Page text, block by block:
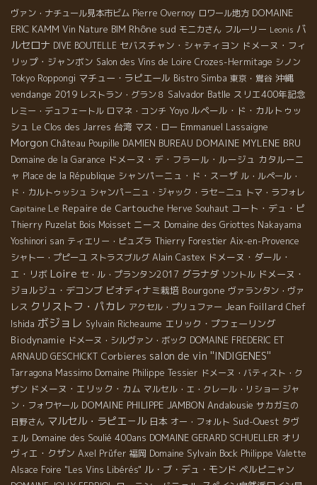
ヴァン・ナチュール見本市ビム Pierre Overnoy ロワール地方 DOMAINE
ERIC KAMM Vin Nature BIM Rhône sud モニカさん フルーリー Leonis バ
ルセロナ DIVE BOUTELLE セバスチャン・シャティヨン ドメーヌ・フィ
リップ・ジャンボン Salon des Vins de Loire Crozes-Hermitage シノン
Tokyo Roppongi マチュー・ラピエール Bistro Simba 東京・鴬谷 沖縄
vendange 2019 レストラン・グラン８ Salvador Batlle スリエ400年記念
レミー・デュフェートル ロマネ・コンチ Yoyo ルペール・ド・カルトゥッ
シュ Le Clos des Jarres 台湾 マス・ロー Emmanuel Lassaigne
Morgon Château Poupille DAMIEN BUREAU DOMAINE MYLENE BRU
Domaine de la Garance ドメーヌ・デ・フラール・ルージュ カタルーニ
ャ Place de la République シャンパーニュ・ド・スーザ ル・ルペール・
ド・カルトゥッシュ シャンパ－ニュ・ジャック・ラセ－ニュ トマ・ラフォレ
Capitaine Le Repaire de Cartouche Herve Souhaut コート・デュ・ピ
Thierry Puzelat Bois Moisset ニース Domaine des Griottes Nakayama
Yoshinori san ティエリー・ピュズラ Thierry Forestier Aix-en-Provence
シャトー・プピーユ ストラスブルグ Alain Castex ドメーヌ・ダール・
エ・リボ Loire セ・ル・プランタン2017 グラナダ ソントル ドメーヌ・
ジョルジュ・デコンブ ビオディナミ栽培 Bourgone ヴァランタン・ヴァ
レス クリストフ・パカレ アクセル・プリュファー Jean Foillard Chef
Ishida ボジョレ Sylvain Richeaume エリック・プフェーリング
Biodynamie ドメーヌ・シルヴァン・ボック DOMAINE FREDERIC ET
ARNAUD GESCHICKT Corbieres salon de vin ''INDIGENES''
Tarragona Massimo Domaine Philippe Tessier ドメーヌ・バティスト・ク
ザン ドメーヌ・エリック・カム マルセル・エ・クレール・リショー ジャ
ン・フォワヤール DOMAINE PHILIPPE JAMBON Andalousie サカガミの
日野さん マルセル・ラピエ－ル 日本 オー・フォルト Sud-Ouest タヴ
ェル Domaine des Soulié 400ans DOMAINE GERARD SCHUELLER オリ
ヴィエ・クザン Axel Prüfer 福岡 Domaine Sylvain Bock Philippe Valette
Alsace Foire "Les Vins Libérés" ル・ブ・デュ・モンド ペルピニャン